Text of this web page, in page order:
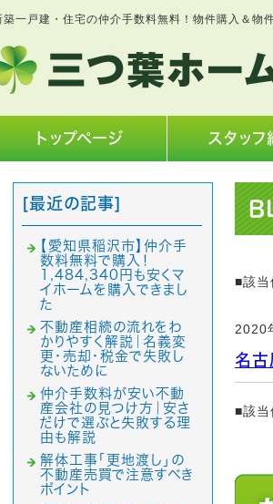
築一戸建・住宅の仲介手数料無料！物件購入＆物
トップページ スタッフ
■該当
2020
名古
■該当
[最近の記事]
【愛知県稲沢市】仲介手
数料無料で購入！
1,484,340円も安くマ
イホームを購入できまし
た
不動産相続の流れをわ
かりやすく解説｜名義変
更・売却・税金で失敗し
ないために
仲介手数料が安い不動
産会社の見つけ方｜安さ
だけで選ぶと失敗する理
由も解説
解体工事「更地渡し」の
不動産売買で注意すべき
ポイント